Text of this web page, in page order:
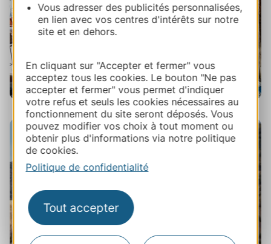
Vous adresser des publicités personnalisées,
en lien avec vos centres d'intérêts sur notre
site et en dehors.
En cliquant sur "Accepter et fermer" vous
acceptez tous les cookies. Le bouton "Ne pas
accepter et fermer" vous permet d'indiquer
votre refus et seuls les cookies nécessaires au
fonctionnement du site seront déposés. Vous
pouvez modifier vos choix à tout moment ou
obtenir plus d'informations via notre politique
de cookies.
Politique de confidentialité
Tout accepter
Mirepoix © JJ Delbart / Ariège Tourisme